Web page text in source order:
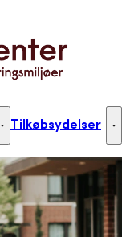
Udviklingsprojekter -
Tilkøbsydelser